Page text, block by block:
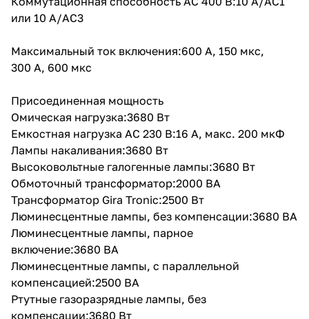
или 10 A/AC3
Максимальный ток включения:600 A, 150 мкс,
300 A, 600 мкс
Присоединенная мощность
Омическая нагрузка:3680 Вт
Емкостная нагрузка AC 230 В:16 A, макс. 200 мкФ
Лампы накаливания:3680 Вт
Высоковольтные галогенные лампы:3680 Вт
Обмоточный трансформатор:2000 ВА
Трансформатор Gira Tronic:2500 Вт
Люминесцентные лампы, без компенсации:3680 ВА
Люминесцентные лампы, парное
включение:3680 ВА
Люминесцентные лампы, с параллельной
компенсацией:2500 ВА
Ртутные газоразрядные лампы, без
компенсации:3680 Вт